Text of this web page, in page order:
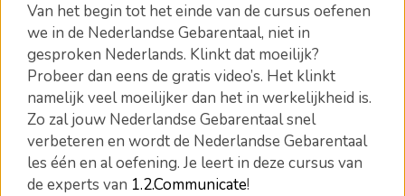
Van het begin tot het einde van de cursus oefenen
we in de Nederlandse Gebarentaal, niet in
gesproken Nederlands. Klinkt dat moeilijk?
Probeer dan eens de gratis video’s. Het klinkt
namelijk veel moeilijker dan het in werkelijkheid is.
Zo zal jouw Nederlandse Gebarentaal snel
verbeteren en wordt de Nederlandse Gebarentaal
les één en al oefening. Je leert in deze cursus van
de experts van 1.2.Communicate!